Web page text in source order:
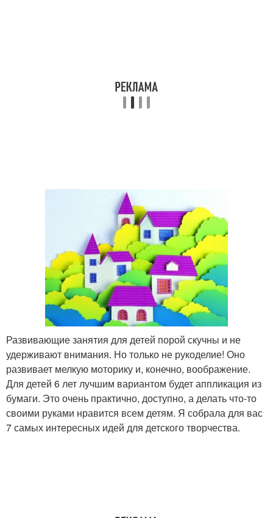
Развивающие занятия для детей порой скучны и не
удерживают внимания. Но только не рукоделие! Оно
развивает мелкую моторику и, конечно, воображение.
Для детей 6 лет лучшим вариантом будет аппликация из
бумаги. Это очень практично, доступно, а делать что-то
своими руками нравится всем детям. Я собрала для вас
7 самых интересных идей для детского творчества.